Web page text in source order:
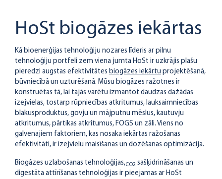
HoSt biogāzes iekārtas
Kā bioenerģijas tehnoloģiju nozares līderis ar pilnu
tehnoloģiju portfeli zem viena jumta HoSt ir uzkrājis plašu
pieredzi augstas efektivitātes biogāzes iekārtu projektēšanā,
būvniecībā un uzturēšanā. Mūsu biogāzes ražotnes ir
konstruētas tā, lai tajās varētu izmantot daudzas dažādas
izejvielas, tostarp rūpniecības atkritumus, lauksaimniecības
blakusproduktus, govju un mājputnu mēslus, kautuvju
atkritumus, pārtikas atkritumus, FOGS un zāli. Viens no
galvenajiem faktoriem, kas nosaka iekārtas ražošanas
efektivitāti, ir izejvielu maisīšanas un dozēšanas optimizācija.
Biogāzes uzlabošanas tehnoloģijas,CO2 sašķidrināšanas un
digestāta attīrīšanas tehnoloģijas ir pieejamas ar HoSt